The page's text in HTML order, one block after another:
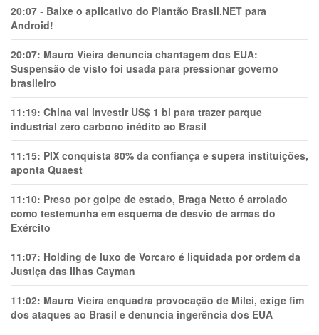
20:07 - Baixe o aplicativo do Plantão Brasil.NET para
Android!
20:07: Mauro Vieira denuncia chantagem dos EUA:
Suspensão de visto foi usada para pressionar governo
brasileiro
11:19: China vai investir US$ 1 bi para trazer parque
industrial zero carbono inédito ao Brasil
11:15: PIX conquista 80% da confiança e supera instituições,
aponta Quaest
11:10: Preso por golpe de estado, Braga Netto é arrolado
como testemunha em esquema de desvio de armas do
Exército
11:07: Holding de luxo de Vorcaro é liquidada por ordem da
Justiça das Ilhas Cayman
11:02: Mauro Vieira enquadra provocação de Milei, exige fim
dos ataques ao Brasil e denuncia ingerência dos EUA